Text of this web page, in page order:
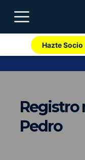
Hazte Socio
Registro
Pedro